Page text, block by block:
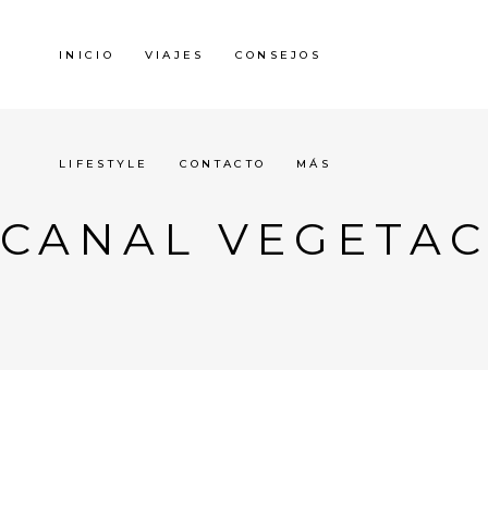
INICIO VIAJES CONSEJOS
LIFESTYLE CONTACTO MÁS
CANAL